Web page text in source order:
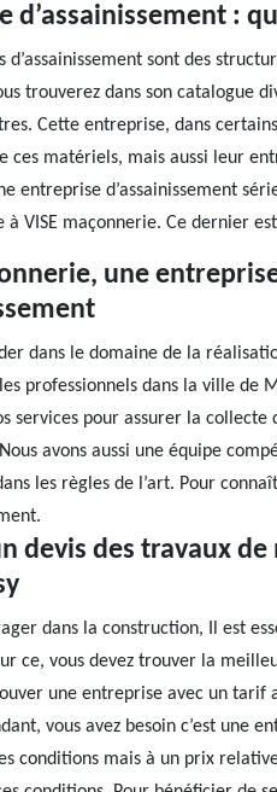
d’assainissement :
d’assainissement sont des
trouverez dans son catalogue
Cette entreprise, dans
ces matériels, mais aussi leur
entreprise d’assainissement
à VISE maçonnerie. Ce dernier
une
dans le domaine de la
professionnels dans la ville de
services pour assurer la
avons aussi une équipe
les règles de l’art. Pour
devis des travaux
dans la construction, Il est
ce, vous devez trouver la
une entreprise avec un tarif
vous avez besoin c’est une
conditions mais à un prix